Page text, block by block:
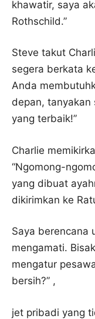
khawatir, saya
Rothschild.”
Steve takut
segera berkata
Anda
depan, tanyakan
yang terbaik!”
Charlie
“Ngomong-
yang dibuat
dikirimkan ke
Saya berencana
mengamati.
mengatur
bersih?” ,
jet pribadi yang